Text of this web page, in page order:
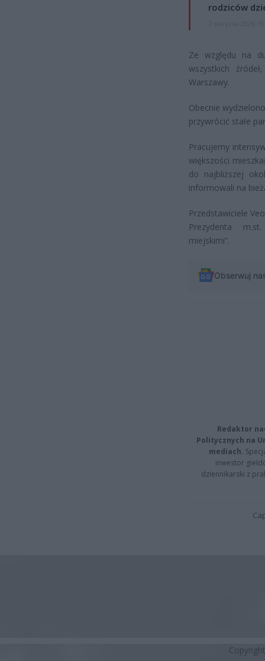
rodziców
Ze względu na
wszystkich
Warszawy.
Obecnie
przywrócić stałe
Pracujemy
większości
do najbliższej
informowali na
Przedstawiciele
Prezydenta m.st.
miejskimi”.
Obserwuj
Redaktor
Politycznych na
mediach.
inwestor
dziennikarski z